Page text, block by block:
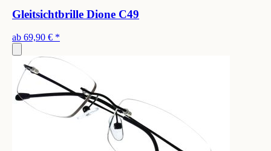
Gleitsichtbrille Dione C49
ab 69,90 € *